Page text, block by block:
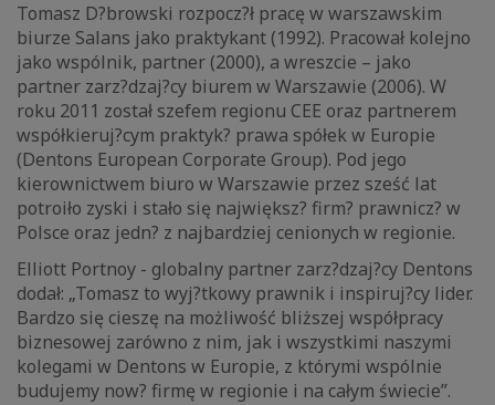
Tomasz D?browski rozpocz?ł pracę w warszawskim
biurze Salans jako praktykant (1992). Pracował kolejno
jako wspólnik, partner (2000), a wreszcie – jako
partner zarz?dzaj?cy biurem w Warszawie (2006). W
roku 2011 został szefem regionu CEE oraz partnerem
współkieruj?cym praktyk? prawa spółek w Europie
(Dentons European Corporate Group). Pod jego
kierownictwem biuro w Warszawie przez sześć lat
potroiło zyski i stało się największ? firm? prawnicz? w
Polsce oraz jedn? z najbardziej cenionych w regionie.
Elliott Portnoy - globalny partner zarz?dzaj?cy Dentons
dodał: „Tomasz to wyj?tkowy prawnik i inspiruj?cy lider.
Bardzo się cieszę na możliwość bliższej współpracy
biznesowej zarówno z nim, jak i wszystkimi naszymi
kolegami w Dentons w Europie, z którymi wspólnie
budujemy now? firmę w regionie i na całym świecie”.